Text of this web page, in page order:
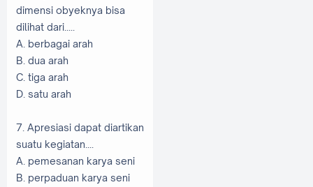
dimensi obyeknya bisa
dilihat dari.....
A. berbagai arah
B. dua arah
C. tiga arah
D. satu arah
7. Apresiasi dapat diartikan
suatu kegiatan....
A. pemesanan karya seni
B. perpaduan karya seni